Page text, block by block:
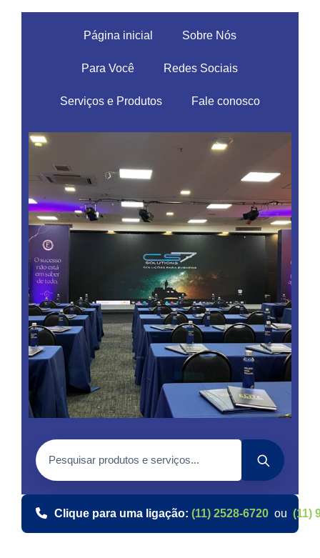
Página inicial Sobre Nós
Para Você Redes Sociais
Serviços e Produtos Fale conosco
Clique para uma ligação: (11) 2528-6720 ou (11)